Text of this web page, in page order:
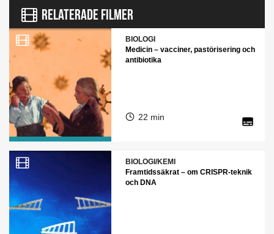
RELATERADE FILMER
BIOLOGI
Medicin – vacciner, pastörisering och
antibiotika
22 min
BIOLOGI/KEMI
Framtidssäkrat – om CRISPR-teknik
och DNA